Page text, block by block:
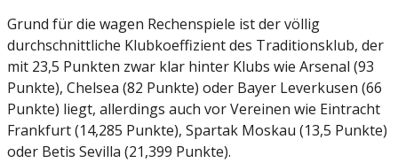
Grund für die wagen Rechenspiele ist der völlig
durchschnittliche Klubkoeffizient des Traditionsklub, der
mit 23,5 Punkten zwar klar hinter Klubs wie Arsenal (93
Punkte), Chelsea (82 Punkte) oder Bayer Leverkusen (66
Punkte) liegt, allerdings auch vor Vereinen wie Eintracht
Frankfurt (14,285 Punkte), Spartak Moskau (13,5 Punkte)
oder Betis Sevilla (21,399 Punkte).